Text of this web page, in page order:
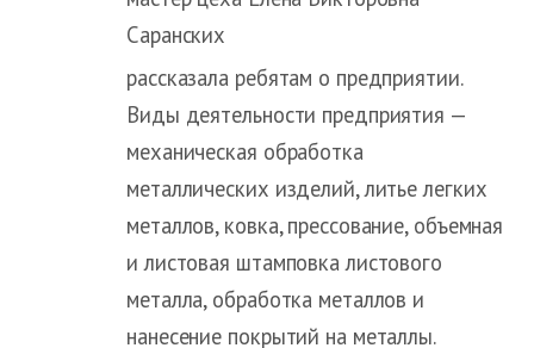
Саранских
рассказала ребятам о предприятии.
Виды деятельности предприятия —
механическая обработка
металлических изделий, литье легких
металлов, ковка, прессование, объемная
и листовая штамповка листового
металла, обработка металлов и
нанесение покрытий на металлы.